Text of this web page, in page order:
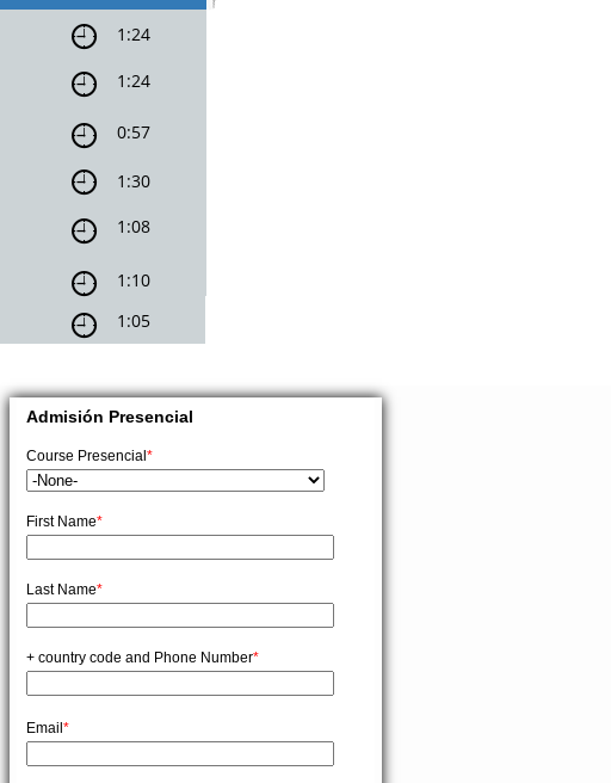







1:24
1:24
0:57
1:30
1:08
1:10
1:05